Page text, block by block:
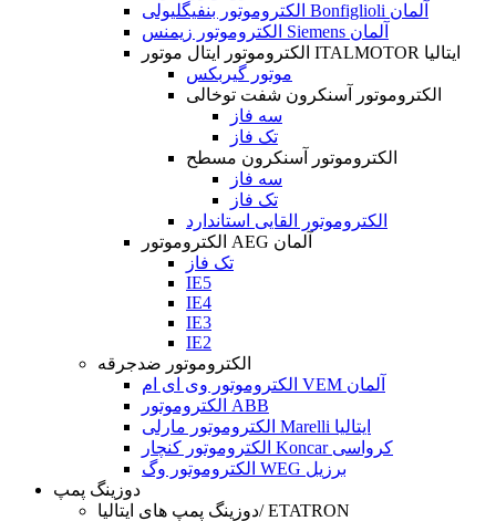
الکتروموتور بنفیگلیولی Bonfiglioli آلمان
الکتروموتور زیمنس Siemens آلمان
الکتروموتور ایتال موتور ITALMOTOR ایتالیا
موتور گیربکس
الکتروموتور آسنکرون شفت توخالی
سه فاز
تک فاز
الکتروموتور آسنکرون مسطح
سه فاز
تک فاز
الکتروموتور القایی استاندارد
الکتروموتور AEG آلمان
تک فاز
IE5
IE4
IE3
IE2
الکتروموتور ضدجرقه
الکتروموتور وی ای ام VEM آلمان
الکتروموتور ABB
الکتروموتور مارلی Marelli ایتالیا
الکتروموتور کنچار Koncar کرواسی
الکتروموتور وگ WEG برزیل
دوزینگ پمپ
دوزینگ پمپ های ایتالیا/ ETATRON